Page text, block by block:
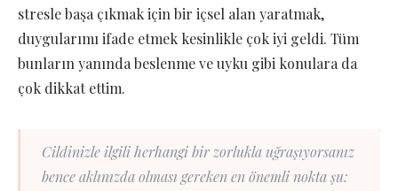
stresle başa çıkmak için bir içsel alan yaratmak,
duygularımı ifade etmek kesinlikle çok iyi geldi. Tüm
bunların yanında beslenme ve uyku gibi konulara da
çok dikkat ettim.
Cildinizle ilgili herhangi bir zorlukla uğraşıyorsanız
bence aklınızda olması gereken en önemli nokta şu: